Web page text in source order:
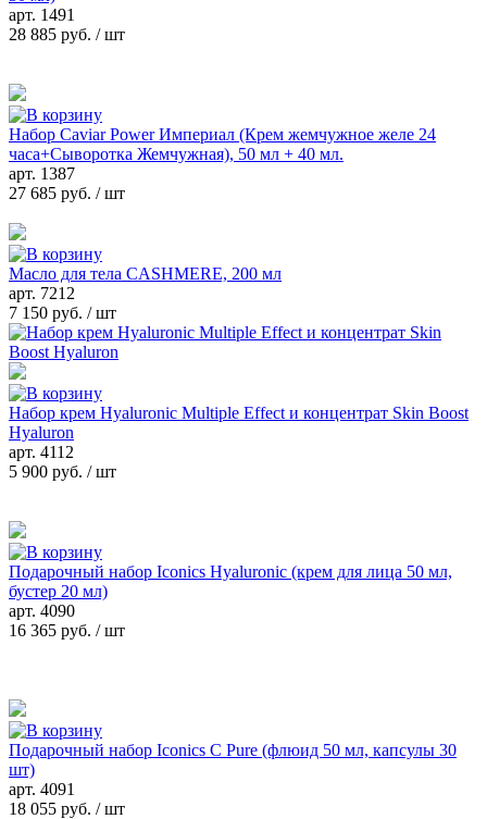
арт. 1491
28 885 руб. / шт
Набор Caviar Power Империал (Крем жемчужное желе 24
часа+Сыворотка Жемчужная), 50 мл + 40 мл.
арт. 1387
27 685 руб. / шт
Масло для тела CASHMERE, 200 мл
арт. 7212
7 150 руб. / шт
Набор крем Hyaluronic Multiple Effect и концентрат Skin Boost
Hyaluron
арт. 4112
5 900 руб. / шт
Подарочный набор Iconics Hyaluronic (крем для лица 50 мл,
бустер 20 мл)
арт. 4090
16 365 руб. / шт
Подарочный набор Iconics C Pure (флюид 50 мл, капсулы 30
шт)
арт. 4091
18 055 руб. / шт